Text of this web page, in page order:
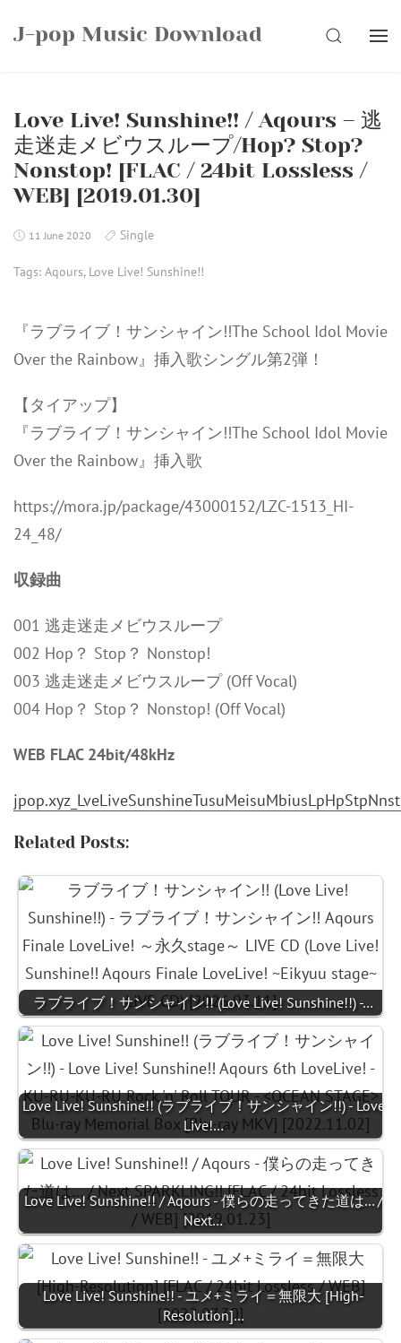
J-pop Music Download SEARCH
Love Live! Sunshine!! / Aqours – 逃
走迷走メビウスループ/Hop? Stop?
Nonstop! [FLAC / 24bit Lossless /
WEB] [2019.01.30]
11 June 2020 Single
Tags: Aqours, Love Live! Sunshine!!
『ラブライブ！サンシャイン!!The School Idol Movie
Over the Rainbow』挿入歌シングル第2弾！
【タイアップ】
『ラブライブ！サンシャイン!!The School Idol Movie
Over the Rainbow』挿入歌
https://mora.jp/package/43000152/LZC-1513_HI-
24_48/
収録曲
001 逃走迷走メビウスループ
002 Hop？ Stop？ Nonstop!
003 逃走迷走メビウスループ (Off Vocal)
004 Hop？ Stop？ Nonstop! (Off Vocal)
WEB FLAC 24bit/48kHz
Related Posts:
ラブライブ！サンシャイン!! (Love Live! Sunshine!!) -…
Love Live! Sunshine!! (ラブライブ！サンシャイン!!) - Love
Live!…
Love Live! Sunshine!! / Aqours - 僕らの走ってきた道は… /
Next…
Love Live! Sunshine!! - ユメ+ミライ＝無限大 [High-
Resolution]…